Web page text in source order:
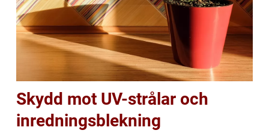
Skydd mot UV-strålar och
inredningsblekning